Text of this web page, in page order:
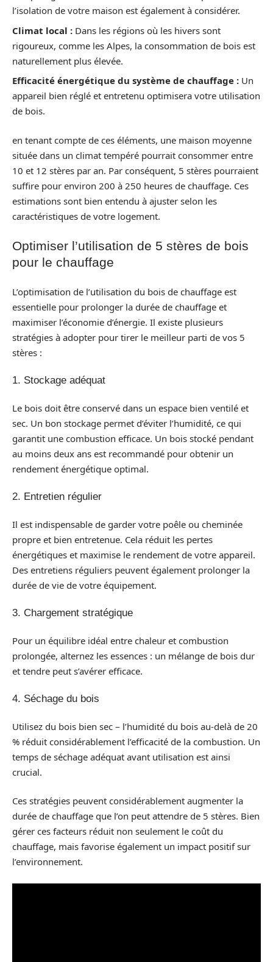
l’isolation de votre maison est également à considérer.
Climat local : Dans les régions où les hivers sont
rigoureux, comme les Alpes, la consommation de bois est
naturellement plus élevée.
Efficacité énergétique du système de chauffage : Un
appareil bien réglé et entretenu optimisera votre utilisation
de bois.
en tenant compte de ces éléments, une maison moyenne
située dans un climat tempéré pourrait consommer entre
10 et 12 stères par an. Par conséquent, 5 stères pourraient
suffire pour environ 200 à 250 heures de chauffage. Ces
estimations sont bien entendu à ajuster selon les
caractéristiques de votre logement.
Optimiser l’utilisation de 5 stères de bois
pour le chauffage
L’optimisation de l’utilisation du bois de chauffage est
essentielle pour prolonger la durée de chauffage et
maximiser l’économie d’énergie. Il existe plusieurs
stratégies à adopter pour tirer le meilleur parti de vos 5
stères :
1. Stockage adéquat
Le bois doit être conservé dans un espace bien ventilé et
sec. Un bon stockage permet d’éviter l’humidité, ce qui
garantit une combustion efficace. Un bois stocké pendant
au moins deux ans est recommandé pour obtenir un
rendement énergétique optimal.
2. Entretien régulier
Il est indispensable de garder votre poêle ou cheminée
propre et bien entretenue. Cela réduit les pertes
énergétiques et maximise le rendement de votre appareil.
Des entretiens réguliers peuvent également prolonger la
durée de vie de votre équipement.
3. Chargement stratégique
Pour un équilibre idéal entre chaleur et combustion
prolongée, alternez les essences : un mélange de bois dur
et tendre peut s’avérer efficace.
4. Séchage du bois
Utilisez du bois bien sec – l’humidité du bois au-delà de 20
% réduit considérablement l’efficacité de la combustion. Un
temps de séchage adéquat avant utilisation est ainsi
crucial.
Ces stratégies peuvent considérablement augmenter la
durée de chauffage que l’on peut attendre de 5 stères. Bien
gérer ces facteurs réduit non seulement le coût du
chauffage, mais favorise également un impact positif sur
l’environnement.